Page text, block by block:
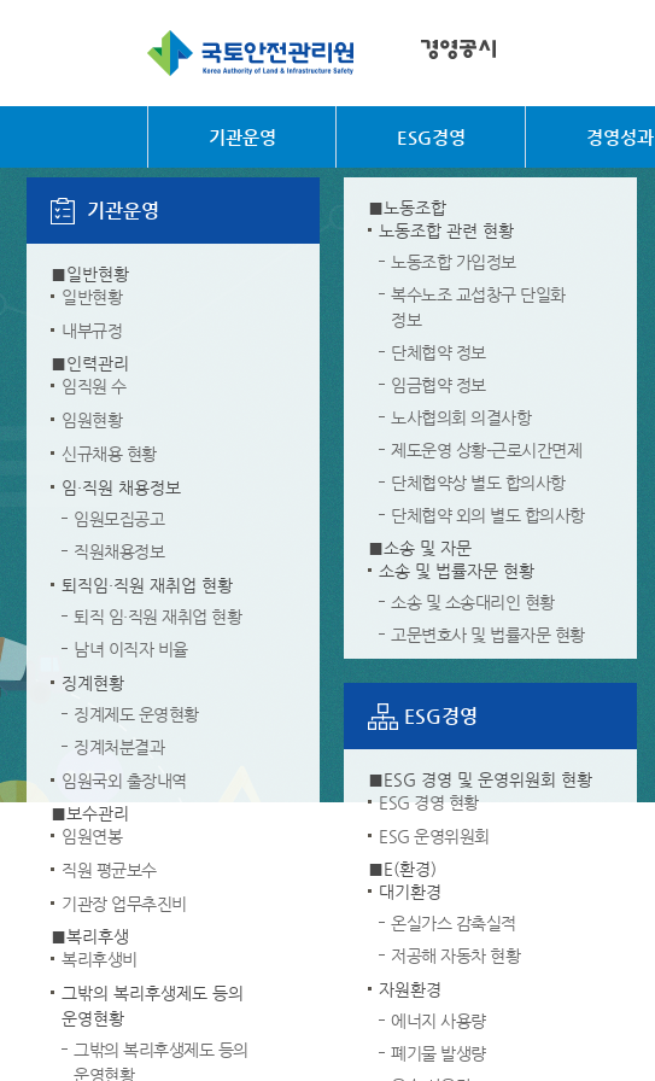
기관운영 ESG경영 경영성과
기관운영
■일반현황
일반현황
내부규정
■인력관리
임직원 수
임원현황
신규채용 현황
임·직원 채용정보
임원모집공고
직원채용정보
퇴직임·직원 재취업 현황
퇴직 임·직원 재취업 현황
남녀 이직자 비율
징계현황
징계제도 운영현황
징계처분결과
임원국외 출장내역
■보수관리
임원연봉
직원 평균보수
기관장 업무추진비
■복리후생
복리후생비
그밖의 복리후생제도 등의
운영현황
그밖의 복리후생제도 등의
운영현황
■노동조합
노동조합 관련 현황
노동조합 가입정보
복수노조 교섭창구 단일화
정보
단체협약 정보
임금협약 정보
노사협의회 의결사항
제도운영 상황-근로시간면제
단체협약상 별도 합의사항
단체협약 외의 별도 합의사항
■소송 및 자문
소송 및 법률자문 현황
소송 및 소송대리인 현황
고문변호사 및 법률자문 현황
ESG경영
■ESG 경영 및 운영위원회 현황
ESG 경영 현황
ESG 운영위원회
■E(환경)
대기환경
온실가스 감축실적
저공해 자동차 현황
자원환경
에너지 사용량
폐기물 발생량